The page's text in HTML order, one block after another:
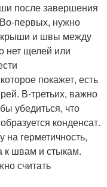
после завершения
Во-первых, нужно
крыши и швы между
нет щелей или
покажет, есть
В-третьих, важно
убедиться, что
конденсат.
герметичность,
к швам и стыкам.
считать